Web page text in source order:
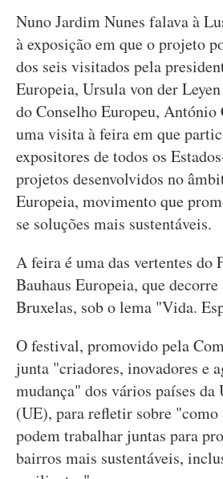
Nuno Jardim Nunes falava à
à exposição em que o projeto
dos seis visitados pela
Europeia, Ursula von der
do Conselho Europeu, António
uma visita à feira em que
expositores de todos os
projetos desenvolvidos no
Europeia, movimento que
se soluções mais sustentáveis.
A feira é uma das vertentes do
Bauhaus Europeia, que decorre
Bruxelas, sob o lema "Vida.
O festival, promovido pela
junta "criadores, inovadores e
mudança" dos vários países da
(UE), para refletir sobre "como
podem trabalhar juntas para
bairros mais sustentáveis,